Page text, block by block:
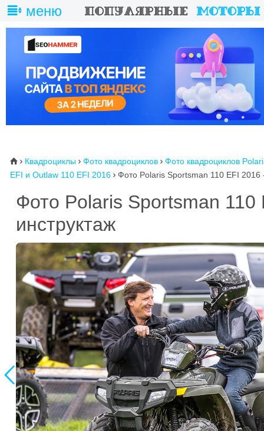
меню
⌂  Квадроциклы  Фото квадроциклов  Фото квадроциклов
EFI и Outlaw 110 EFI 2016  Фото Polaris Sportsman 110 EFI 2016
Фото Polaris Sportsman
инструктаж
